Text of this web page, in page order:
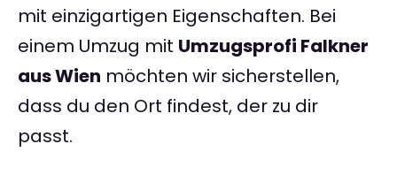
mit einzigartigen Eigenschaften. Bei
einem Umzug mit Umzugsprofi Falkner
aus Wien möchten wir sicherstellen,
dass du den Ort findest, der zu dir
passt.